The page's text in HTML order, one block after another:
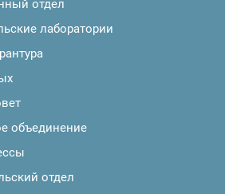
отдел
лаборатории
объединение
отдел